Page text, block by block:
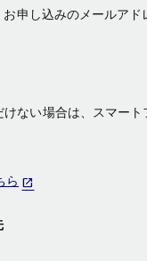
申し込みのメールアド
ない場合は、スマー
ら